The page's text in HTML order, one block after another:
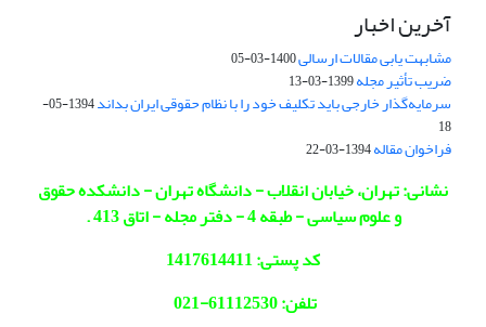
آخرین اخبار
مشابهت یابی مقالات ارسالی1400-03-05
ضریب تأثیر مجله1399-03-13
سرمایه‌گذار خارجی باید تکلیف خود را با نظام حقوقی ایران بداند
1394-05-
18
فراخوان مقاله1394-03-22
نشانی: تهران، خیابان انقلاب - دانشگاه تهران - دانشکده حقوق
و علوم سیاسی - طبقه 4 - دفتر مجله - اتاق 413 .
کد پستی: 1417614411
تلفن: 61112530-021